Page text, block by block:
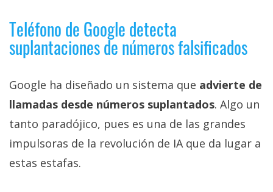
Teléfono de Google detecta
suplantaciones de números falsificados
Google ha diseñado un sistema que advierte de
llamadas desde números suplantados. Algo un
tanto paradójico, pues es una de las grandes
impulsoras de la revolución de IA que da lugar a
estas estafas.